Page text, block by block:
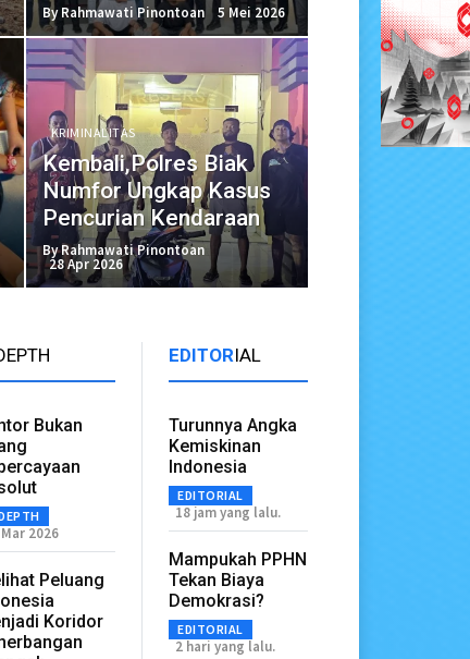
Pidana Pengeroyokan
By Rahmawati Pinontoan 5 Mei 2026
KRIMINALITAS
Kembali,Polres Biak
Numfor Ungkap Kasus
Pencurian Kendaraan
By Rahmawati Pinontoan
28 Apr 2026
Bukan
2026
Peluang
Koridor
EDITORIAL
Turunnya Angka
Kemiskinan
Indonesia
EDITORIAL
18 jam yang lalu.
Mampukah PPHN
Tekan Biaya
Demokrasi?
EDITORIAL
2 hari yang lalu.